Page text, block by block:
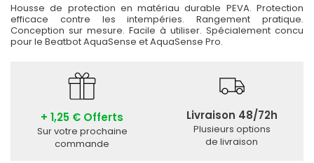
Housse de protection en matériau durable PEVA. Protection
efficace contre les intempéries. Rangement pratique.
Conception sur mesure. Facile à utiliser. Spécialement concu
pour le Beatbot AquaSense et AquaSense Pro.
+ 1,25 € Offerts
Sur votre prochaine
commande
Livraison 48/72h
Plusieurs options
de livraison